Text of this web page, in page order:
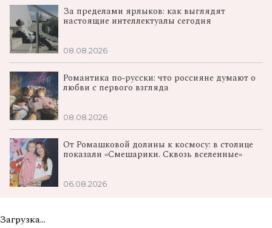
За пределами ярлыков: как выглядят
настоящие интеллектуалы сегодня
08.08.2026
Романтика по‑русски: что россияне думают о
любви с первого взгляда
08.08.2026
От Ромашковой долины к космосу: в столице
показали «Смешарики. Сквозь вселенные»
06.08.2026
Загрузка...